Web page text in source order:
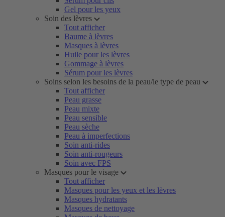
Gel pour les yeux
Soin des lèvres
Tout afficher
Baume à lèvres
Masques à lèvres
Huile pour les lèvres
Gommage à lèvres
Sérum pour les lèvres
Soins selon les besoins de la peau/le type de peau
Tout afficher
Peau grasse
Peau mixte
Peau sensible
Peau sèche
Peau à imperfections
Soin anti-rides
Soin anti-rougeurs
Soin avec FPS
Masques pour le visage
Tout afficher
Masques pour les yeux et les lèvres
Masques hydratants
Masques de nettoyage